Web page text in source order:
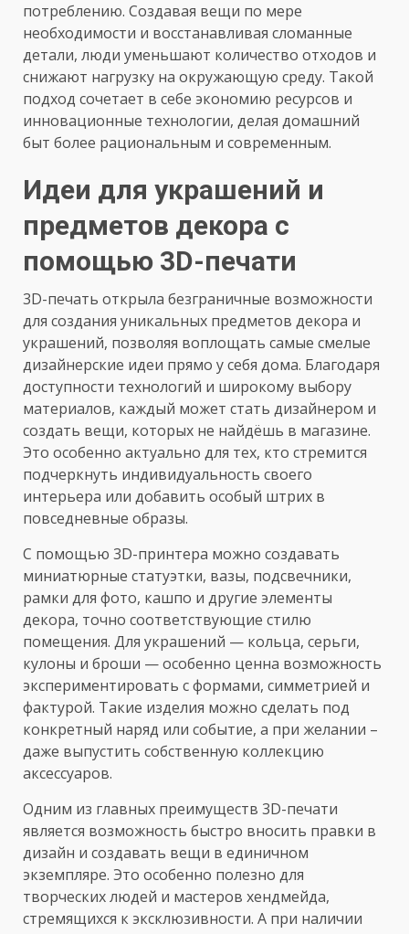
потреблению. Создавая вещи по мере
необходимости и восстанавливая сломанные
детали, люди уменьшают количество отходов и
снижают нагрузку на окружающую среду. Такой
подход сочетает в себе экономию ресурсов и
инновационные технологии, делая домашний
быт более рациональным и современным.
Идеи для украшений и
предметов декора с
помощью 3D-печати
3D-печать открыла безграничные возможности
для создания уникальных предметов декора и
украшений, позволяя воплощать самые смелые
дизайнерские идеи прямо у себя дома. Благодаря
доступности технологий и широкому выбору
материалов, каждый может стать дизайнером и
создать вещи, которых не найдёшь в магазине.
Это особенно актуально для тех, кто стремится
подчеркнуть индивидуальность своего
интерьера или добавить особый штрих в
повседневные образы.
С помощью 3D-принтера можно создавать
миниатюрные статуэтки, вазы, подсвечники,
рамки для фото, кашпо и другие элементы
декора, точно соответствующие стилю
помещения. Для украшений — кольца, серьги,
кулоны и броши — особенно ценна возможность
экспериментировать с формами, симметрией и
фактурой. Такие изделия можно сделать под
конкретный наряд или событие, а при желании –
даже выпустить собственную коллекцию
аксессуаров.
Одним из главных преимуществ 3D-печати
является возможность быстро вносить правки в
дизайн и создавать вещи в единичном
экземпляре. Это особенно полезно для
творческих людей и мастеров хендмейда,
стремящихся к эксклюзивности. А при наличии